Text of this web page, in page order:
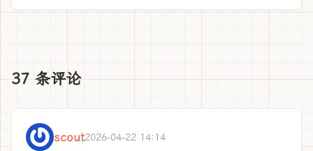
37 条评论
scout2026-04-22 14:14